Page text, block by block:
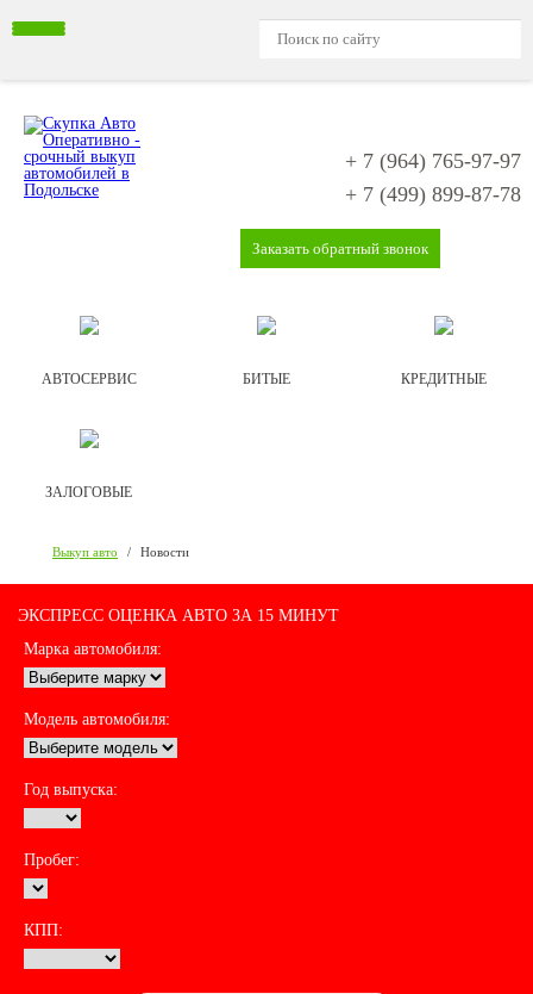
+ 7 (964) 765-97-97
+ 7 (499) 899-87-78
Заказать обратный звонок
АВТОСЕРВИС БИТЫЕ КРЕДИТНЫЕ
ЗАЛОГОВЫЕ
Выкуп авто / Новости
ЭКСПРЕСС ОЦЕНКА АВТО ЗА 15 МИНУТ
Марка автомобиля:
Модель автомобиля:
Год выпуска:
Пробег:
КПП: